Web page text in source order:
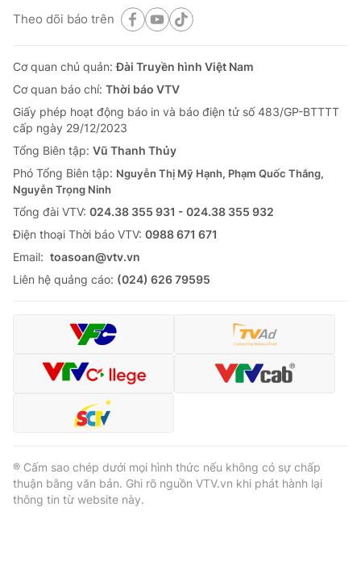
Theo dõi báo trên
Cơ quan chủ quản:Đài Truyền hình Việt Nam
Cơ quan báo chí: Thời báo VTV
Giấy phép hoạt động báo in và báo điện tử số 483/GP-BTTTT
cấp ngày 29/12/2023
Tổng Biên tập: Vũ Thanh Thủy
Phó Tổng Biên tập: Nguyễn Thị Mỹ Hạnh, Phạm Quốc Thắng,
Nguyễn Trọng Ninh
Tổng đài VTV: 024.38 355 931 - 024.38 355 932
Ðiện thoại Thời báo VTV: 0988 671 671
Email: toasoan@vtv.vn
Liên hệ quảng cáo: (024) 626 79595
® Cấm sao chép dưới mọi hình thức nếu không có sự chấp
thuận bằng văn bản. Ghi rõ nguồn VTV.vn khi phát hành lại
thông tin từ website này.